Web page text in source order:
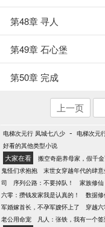
第48章 寻人
第49章 石心堡
第50章 完成
上一页
电梯次元行 凤城七八少 - 电梯次元
好看的其他类型小说
大家在看 搬空奇葩养母家，假千
鬼怪们求抱抱
末世女穿越年代的肆
司
序列公路：不要掉队！ 家族修
六零：攒钱发家我是认真的！
数据
军婚嫁首长，不孕军嫂怀上了
穿越
老公用命宠
凡人：张铁，我有一个